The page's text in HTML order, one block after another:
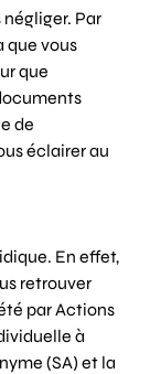
Par
que vous
que
de
éclairer au
En effet,
retrouver
par Actions
à
(SA) et la